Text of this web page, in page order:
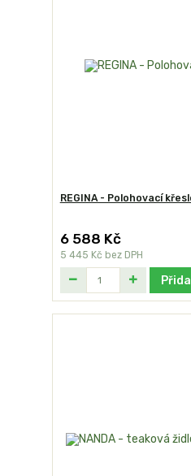
REGINA - Polohovací
6 588 Kč
5 445 Kč bez DPH